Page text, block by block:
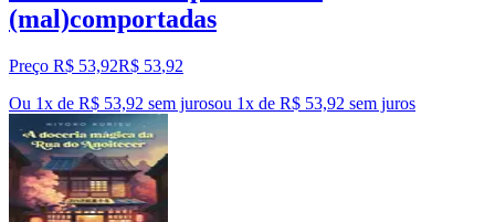
(mal)comportadas
Preço R$ 53,92R$ 53,92
Ou 1x de R$ 53,92 sem jurosou 1x de R$ 53,92 sem juros